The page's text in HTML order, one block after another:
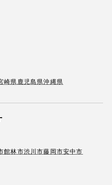
崎県 鹿児島県沖縄県
館林市渋川市藤岡市安中市